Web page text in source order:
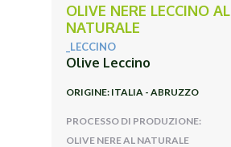
OLIVE NERE LECCINO AL
NATURALE
_LECCINO
Olive Leccino
ORIGINE: ITALIA - ABRUZZO
PROCESSO DI PRODUZIONE:
OLIVE NERE AL NATURALE